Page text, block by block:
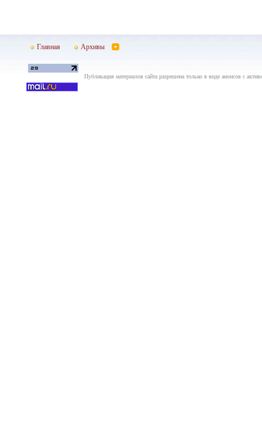
Главная Архивы
Публикация материалов сайта разрешена только в виде анонсов с